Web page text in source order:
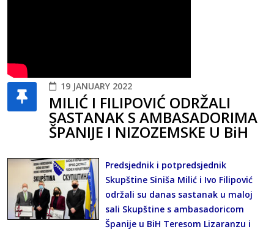
19 JANUARY 2022
MILIĆ I FILIPOVIĆ ODRŽALI
SASTANAK S AMBASADORIMA
ŠPANIJE I NIZOZEMSKE U BiH
Predsjednik i potpredsjednik
Skupštine Siniša Milić i Ivo Filipović
održali su danas sastanak u maloj
sali Skupštine s ambasadoricom
Španije u BiH Teresom Lizaranzu i